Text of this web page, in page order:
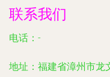
联系我们
电话：-
地址：福建省漳州市龙